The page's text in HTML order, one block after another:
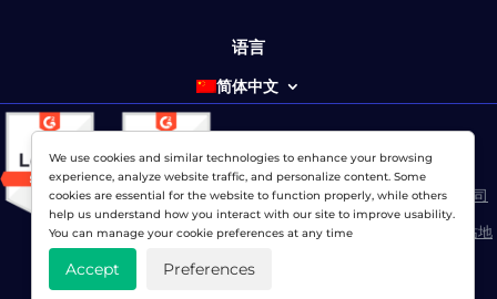
语言
简体中文
© 2026 网络显示器公司 版权所有。
LoadView 是Dotcom-Monitor公司
隐私政策|服务条款
网站地
We use cookies and similar technologies to enhance your browsing
experience, analyze website traffic, and personalize content. Some
cookies are essential for the website to function properly, while others
help us understand how you interact with our site to improve usability.
You can manage your cookie preferences at any time
Accept Preferences